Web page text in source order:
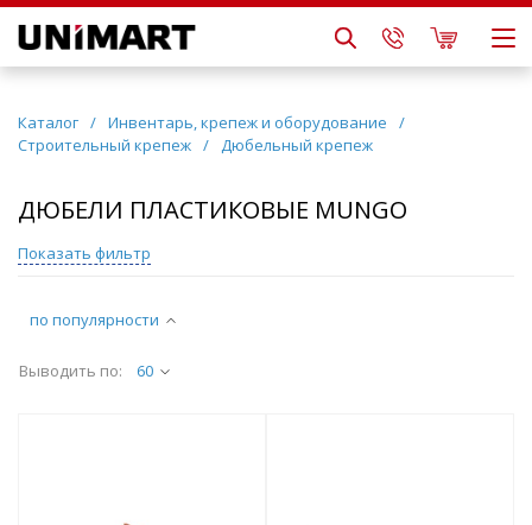
Каталог / Инвентарь, крепеж и оборудование
/
Строительный крепеж / Дюбельный крепеж
ДЮБЕЛИ ПЛАСТИКОВЫЕ MUNGO
по популярности
Выводить по: 60
Показать фильтр